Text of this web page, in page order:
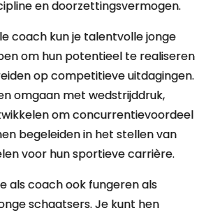
en doorzettingsvermogen.
coach kun je talentvolle jonge
om hun potentieel te realiseren
op competitieve uitdagingen.
omgaan met wedstrijddruk,
om concurrentievoordeel
begeleiden in het stellen van
voor hun sportieve carrière.
als coach ook fungeren als
schaatsers. Je kunt hen